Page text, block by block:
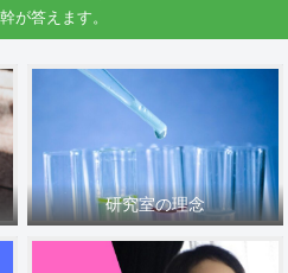
が答えます。
研究室の理念